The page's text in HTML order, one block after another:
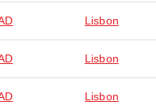
Lisbon
Lisbon
Lisbon